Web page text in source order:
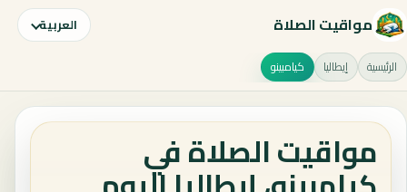
مواقيت الصلاة العربية
الرئيسية إيطاليا كيامبينو
مواقيت الصلاة في